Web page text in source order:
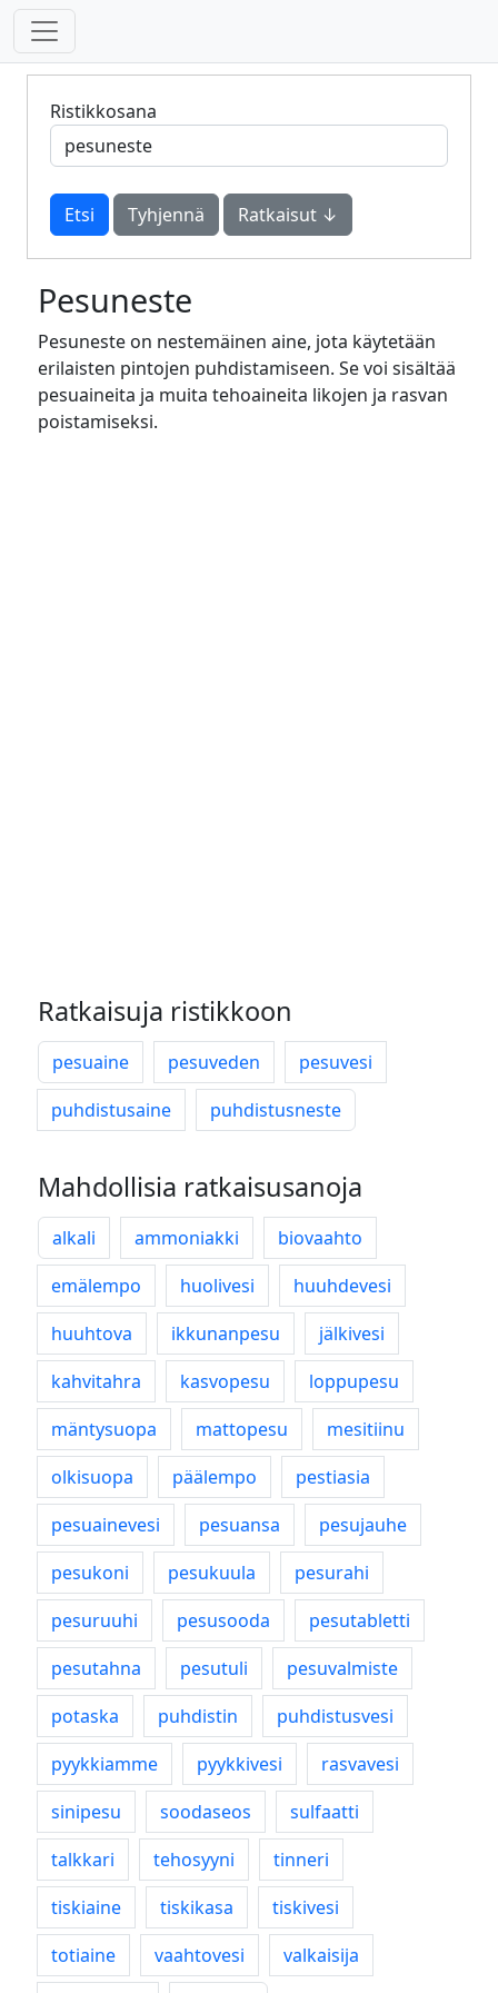
Ristikkosana
Tyhjennä Ratkaisut ↓
Pesuneste
Pesuneste on nestemäinen aine, jota käytetään
erilaisten pintojen puhdistamiseen. Se voi sisältää
pesuaineita ja muita tehoaineita likojen ja rasvan
poistamiseksi.
Ratkaisuja ristikkoon
pesuaine pesuveden
pesuvesi
puhdistusaine
puhdistusneste
Mahdollisia ratkaisusanoja
alkali ammoniakki
biovaahto
emälempo
huolivesi
huuhdevesi
huuhtova
ikkunanpesu
jälkivesi
kahvitahra
kasvopesu
loppupesu
mäntysuopa
mattopesu
mesitiinu
olkisuopa
päälempo
pestiasia
pesuainevesi
pesuansa
pesujauhe
pesukoni
pesukuula
pesurahi
pesuruuhi
pesusooda
pesutabletti
pesutahna
pesutuli
pesuvalmiste
potaska
puhdistin
puhdistusvesi
pyykkiamme
pyykkivesi
rasvavesi
sinipesu
soodaseos
sulfaatti
talkkari
tehosyyni
tinneri
tiskiaine
tiskikasa
tiskivesi
totiaine
vaahtovesi
valkaisija